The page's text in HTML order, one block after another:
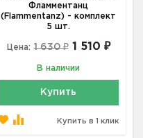
Фламментанц
(Flammentanz) - комплект
5 шт.
Цена: 1 630 ₽ 1 510 ₽
В наличии
Купить
Купить в 1 клик